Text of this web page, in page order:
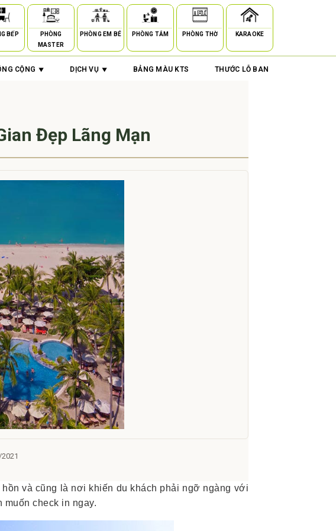
BẾP
PHÒNG
MASTER
PHÒNG EM BÉ PHÒNG TẮM PHÒNG THỜ KARAOKE
CỘNG DỊCH VỤ BẢNG MÀU KTS THƯỚC LỖ BAN
Đẹp Lãng Mạn
và cũng là nơi khiến du khách phải ngỡ ngàng với
check in ngay.